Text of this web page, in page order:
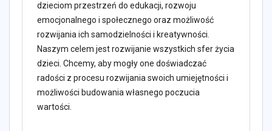
dzieciom przestrzeń do edukacji, rozwoju
emocjonalnego i społecznego oraz możliwość
rozwijania ich samodzielności i kreatywności.
Naszym celem jest rozwijanie wszystkich sfer życia
dzieci. Chcemy, aby mogły one doświadczać
radości z procesu rozwijania swoich umiejętności i
możliwości budowania własnego poczucia
wartości.